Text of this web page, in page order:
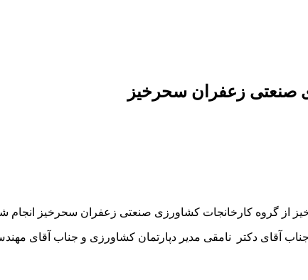
صنعتی زعفران سحرخیز
از گروه کارخانجات کشاورزی صنعتی زعفران سحرخیز انجام
یک روزه که در روز پنج شنبه مورخ ۱۴۰۰/۰۹/۱۱ با حضور جناب آقای دکتر نامقی مدیر